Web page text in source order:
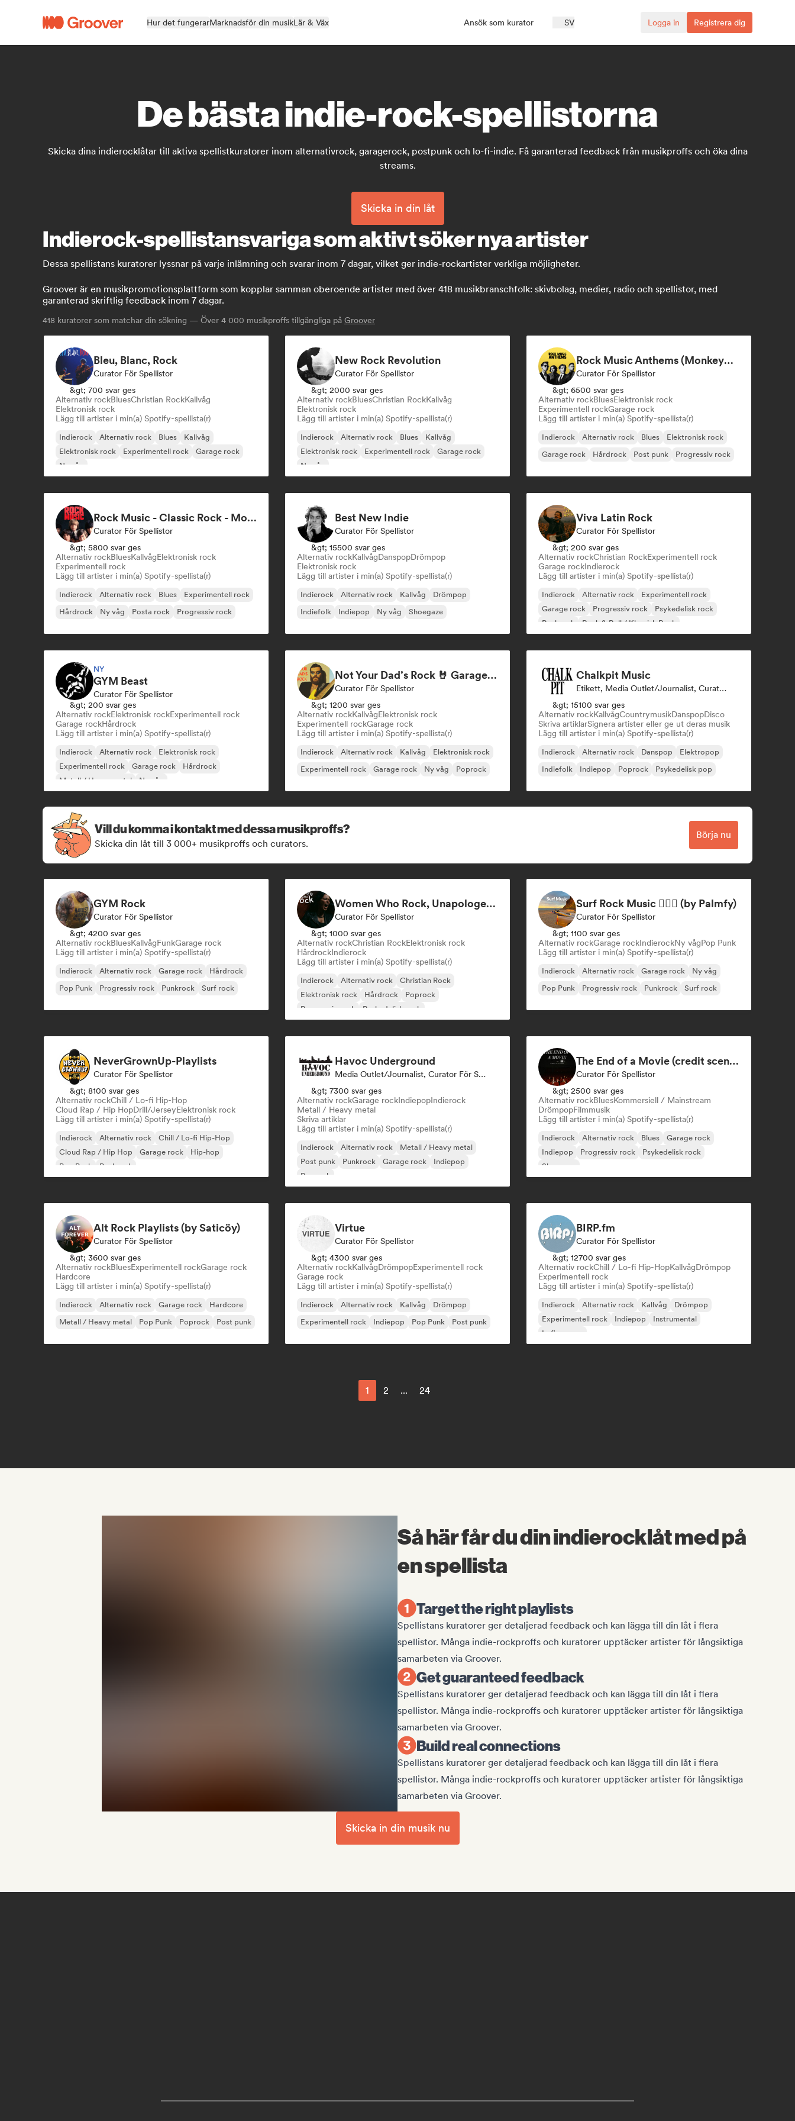
Hur det fungerarMarknadsför din musikLär & Väx Ansök som kurator SV Logga in Registrera dig
De bästa indie-rock-spellistorna
Skicka dina indierocklåtar till aktiva spellistkuratorer inom alternativrock, garagerock, postpunk och lo-fi-indie. Få garanterad feedback från musikproffs och öka dina
streams.
Skicka in din låt
Indierock-spellistansvariga som aktivt söker nya artister
Dessa spellistans kuratorer lyssnar på varje inlämning och svarar inom 7 dagar, vilket ger indie-rockartister verkliga möjligheter.
Groover är en musikpromotionsplattform som kopplar samman oberoende artister med över 418 musikbranschfolk: skivbolag, medier, radio och spellistor, med
garanterad skriftlig feedback inom 7 dagar.
418 kuratorer som matchar din sökning — Över 4 000 musikproffs tillgängliga på Groover
Bleu, Blanc, Rock
Curator För Spellistor
&gt; 700 svar ges
Alternativ rockBluesChristian RockKallvåg
Elektronisk rock
Lägg till artister i min(a) Spotify-spellista(r)
Indierock Alternativ rock Blues
Kallvåg
Elektronisk rock
Experimentell rock
Garage rock
Ny våg
New Rock Revolution
Curator För Spellistor
&gt; 2000 svar ges
Alternativ rockBluesChristian RockKallvåg
Elektronisk rock
Lägg till artister i min(a) Spotify-spellista(r)
Indierock Alternativ rock Blues
Kallvåg
Elektronisk rock
Experimentell rock
Garage rock
Ny våg
Rock Music Anthems (MonkeyPlaylists)
Curator För Spellistor
&gt; 6500 svar ges
Alternativ rockBluesElektronisk rock
Experimentell rockGarage rock
Lägg till artister i min(a) Spotify-spellista(r)
Indierock Alternativ rock Blues
Elektronisk rock
Garage rock
Hårdrock Post punk Progressiv rock
Rock Music - Classic Rock - Modern Rock
Curator För Spellistor
&gt; 5800 svar ges
Alternativ rockBluesKallvågElektronisk rock
Experimentell rock
Lägg till artister i min(a) Spotify-spellista(r)
Indierock Alternativ rock Blues
Experimentell rock
Hårdrock
Ny våg Posta rock Progressiv rock
Best New Indie
Curator För Spellistor
&gt; 15500 svar ges
Alternativ rockKallvågDanspopDrömpop
Elektronisk rock
Lägg till artister i min(a) Spotify-spellista(r)
Indierock Alternativ rock Kallvåg
Drömpop
Indiefolk
Indiepop Ny våg Shoegaze
Viva Latin Rock
Curator För Spellistor
&gt; 200 svar ges
Alternativ rockChristian RockExperimentell rock
Garage rockIndierock
Lägg till artister i min(a) Spotify-spellista(r)
Indierock Alternativ rock
Experimentell rock
Garage rock
Progressiv rock
Psykedelisk rock
Punkrock
Rock & Roll / Klassisk Rock
NY
GYM Beast
Curator För Spellistor
&gt; 200 svar ges
Alternativ rockElektronisk rockExperimentell rock
Garage rockHårdrock
Lägg till artister i min(a) Spotify-spellista(r)
Indierock Alternativ rock
Elektronisk rock
Experimentell rock
Garage rock
Hårdrock
Metall / Heavy metal
Ny våg
Not Your Dad’s Rock 🤘 Garage Rock, Alt-Rock & Indie Anthems
Curator För Spellistor
&gt; 1200 svar ges
Alternativ rockKallvågElektronisk rock
Experimentell rockGarage rock
Lägg till artister i min(a) Spotify-spellista(r)
Indierock Alternativ rock Kallvåg
Elektronisk rock
Experimentell rock
Garage rock Ny våg Poprock
Chalkpit Music
Etikett, Media Outlet/Journalist, Curator För Spellistor
&gt; 15100 svar ges
Alternativ rockKallvågCountrymusikDanspopDisco
Skriva artiklarSignera artister eller ge ut deras musik
Lägg till artister i min(a) Spotify-spellista(r)
Indierock Alternativ rock Danspop
Elektropop
Indiefolk
Indiepop Poprock Psykedelisk pop
Vill du komma i kontakt med dessa musikproffs?
Skicka din låt till 3 000+ musikproffs och curators.
Börja nu
GYM Rock
Curator För Spellistor
&gt; 4200 svar ges
Alternativ rockBluesKallvågFunkGarage rock
Lägg till artister i min(a) Spotify-spellista(r)
Indierock Alternativ rock Garage rock
Hårdrock
Pop Punk
Progressiv rock Punkrock Surf rock
Women Who Rock, Unapologetically
Curator För Spellistor
&gt; 1000 svar ges
Alternativ rockChristian RockElektronisk rock
HårdrockIndierock
Lägg till artister i min(a) Spotify-spellista(r)
Indierock Alternativ rock
Christian Rock
Elektronisk rock
Hårdrock
Poprock
Progressiv rock
Psykedelisk rock
Surf Rock Music 🏄🏻‍♂️ (by Palmfy)
Curator För Spellistor
&gt; 1100 svar ges
Alternativ rockGarage rockIndierockNy vågPop Punk
Lägg till artister i min(a) Spotify-spellista(r)
Indierock Alternativ rock Garage rock
Ny våg
Pop Punk
Progressiv rock Punkrock Surf rock
NeverGrownUp-Playlists
Curator För Spellistor
&gt; 8100 svar ges
Alternativ rockChill / Lo-fi Hip-Hop
Cloud Rap / Hip HopDrill/JerseyElektronisk rock
Lägg till artister i min(a) Spotify-spellista(r)
Indierock Alternativ rock
Chill / Lo-fi Hip-Hop
Cloud Rap / Hip Hop
Garage rock
Hip-hop
Pop Punk
Punkrock
Havoc Underground
Media Outlet/Journalist, Curator För Spellistor
&gt; 7300 svar ges
Alternativ rockGarage rockIndiepopIndierock
Metall / Heavy metal
Skriva artiklar
Lägg till artister i min(a) Spotify-spellista(r)
Indierock Alternativ rock
Metall / Heavy metal
Post punk
Punkrock Garage rock
Indiepop
Poprock
The End of a Movie (credit scenes) 🎞️ Cinematic Dream Pop & Bedroom Indie
Curator För Spellistor
&gt; 2500 svar ges
Alternativ rockBluesKommersiell / Mainstream
DrömpopFilmmusik
Lägg till artister i min(a) Spotify-spellista(r)
Indierock Alternativ rock Blues
Garage rock
Indiepop
Progressiv rock
Psykedelisk rock
Shoegaze
Alt Rock Playlists (by Saticöy)
Curator För Spellistor
&gt; 3600 svar ges
Alternativ rockBluesExperimentell rockGarage rock
Hardcore
Lägg till artister i min(a) Spotify-spellista(r)
Indierock Alternativ rock Garage rock
Hardcore
Metall / Heavy metal
Pop Punk Poprock Post punk
Virtue
Curator För Spellistor
&gt; 4300 svar ges
Alternativ rockKallvågDrömpopExperimentell rock
Garage rock
Lägg till artister i min(a) Spotify-spellista(r)
Indierock Alternativ rock Kallvåg
Drömpop
Experimentell rock
Indiepop Pop Punk Post punk
BIRP.fm
Curator För Spellistor
&gt; 12700 svar ges
Alternativ rockChill / Lo-fi Hip-HopKallvågDrömpop
Experimentell rock
Lägg till artister i min(a) Spotify-spellista(r)
Indierock Alternativ rock Kallvåg
Drömpop
Experimentell rock
Indiepop
Instrumental
Lofi sovrum
1 2 ... 24
Så här får du din indierocklåt med på
en spellista
Target the right playlists
Spellistans kuratorer ger detaljerad feedback och kan lägga till din låt i flera
spellistor. Många indie-rockproffs och kuratorer upptäcker artister för långsiktiga
samarbeten via Groover.
Get guaranteed feedback
Spellistans kuratorer ger detaljerad feedback och kan lägga till din låt i flera
spellistor. Många indie-rockproffs och kuratorer upptäcker artister för långsiktiga
samarbeten via Groover.
Build real connections
Spellistans kuratorer ger detaljerad feedback och kan lägga till din låt i flera
spellistor. Många indie-rockproffs och kuratorer upptäcker artister för långsiktiga
samarbeten via Groover.
Skicka in din musik nu